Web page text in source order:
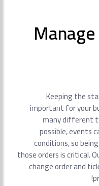
Keeping the
important for your
many different
possible, events
conditions, so
those orders is critical.
change order and